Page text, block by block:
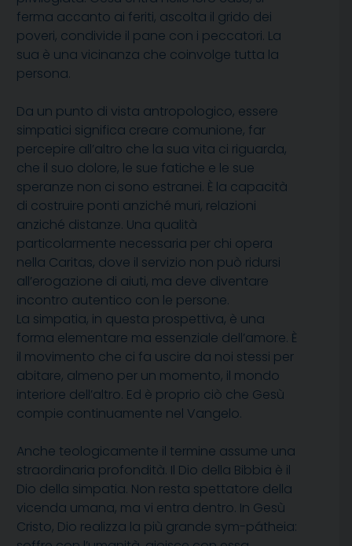
ferma accanto ai feriti, ascolta il grido dei
poveri, condivide il pane con i peccatori. La
sua è una vicinanza che coinvolge tutta la
persona.
Da un punto di vista antropologico, essere
simpatici significa creare comunione, far
percepire all’altro che la sua vita ci riguarda,
che il suo dolore, le sue fatiche e le sue
speranze non ci sono estranei. È la capacità
di costruire ponti anziché muri, relazioni
anziché distanze. Una qualità
particolarmente necessaria per chi opera
nella Caritas, dove il servizio non può ridursi
all’erogazione di aiuti, ma deve diventare
incontro autentico con le persone.
La simpatia, in questa prospettiva, è una
forma elementare ma essenziale dell’amore. È
il movimento che ci fa uscire da noi stessi per
abitare, almeno per un momento, il mondo
interiore dell’altro. Ed è proprio ciò che Gesù
compie continuamente nel Vangelo.
Anche teologicamente il termine assume una
straordinaria profondità. Il Dio della Bibbia è il
Dio della simpatia. Non resta spettatore della
vicenda umana, ma vi entra dentro. In Gesù
Cristo, Dio realizza la più grande sym-pátheia: